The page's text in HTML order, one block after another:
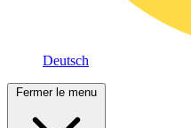
Deutsch
Fermer le menu